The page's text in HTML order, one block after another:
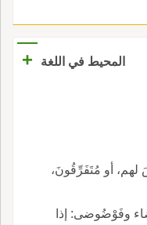
المحيط في اللغة
+
أو مُتَفَرِّقُونَ،
وفَوْضُوضى: إذا